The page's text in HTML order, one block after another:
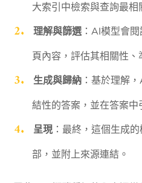
大索引中檢索與查詢最相
理解與篩選：AI模型會
頁內容，評估其相關性、
生成與歸納：基於理解
結性的答案，並在答案中
呈現：最終，這個生成
部，並附上來源連結。